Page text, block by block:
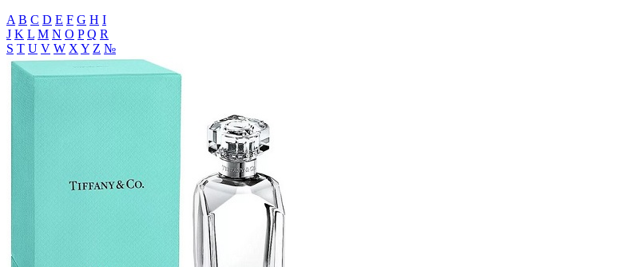
A B C D E F G H I
J K L M N O P Q R
S T U V W X Y Z №